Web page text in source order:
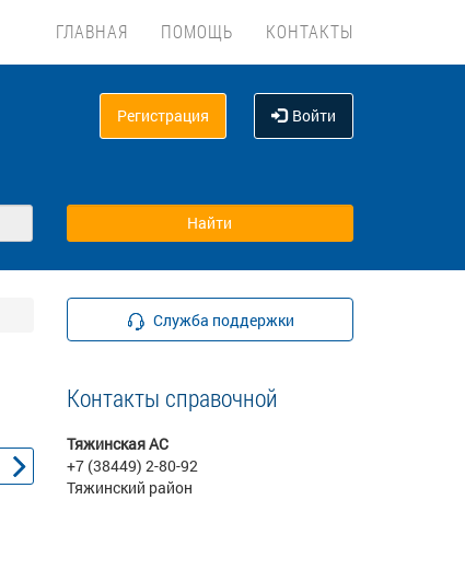
ГЛАВНАЯ ПОМОЩЬ КОНТАКТЫ
Регистрация Войти
Служба поддержки
Контакты справочной
Тяжинская АС
+7 (38449) 2-80-92
Тяжинский район